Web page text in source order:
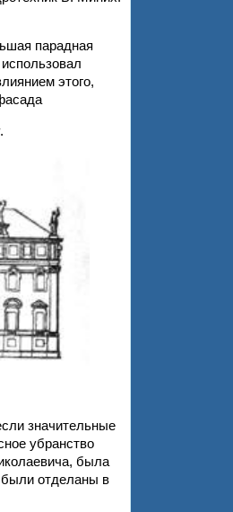
парадная
этого,
значительные
убранство
была
отделаны в